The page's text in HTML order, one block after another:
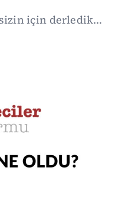
için derledik...